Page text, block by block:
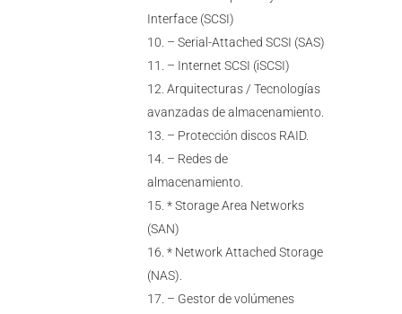
Interface (SCSI)
– Serial-Attached SCSI (SAS)
– Internet SCSI (iSCSI)
Arquitecturas / Tecnologías
avanzadas de almacenamiento.
– Protección discos RAID.
– Redes de
almacenamiento.
* Storage Area Networks
(SAN)
* Network Attached Storage
(NAS).
– Gestor de volúmenes